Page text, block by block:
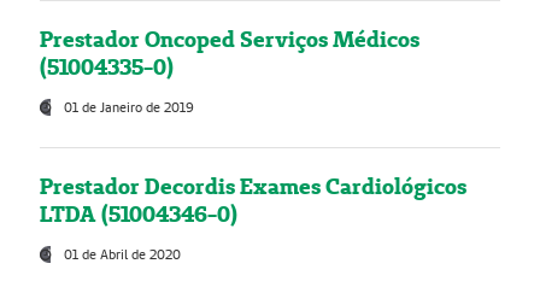
Prestador Oncoped Serviços Médicos
(51004335-0)
01 de Janeiro de 2019
Prestador Decordis Exames Cardiológicos
LTDA (51004346-0)
01 de Abril de 2020